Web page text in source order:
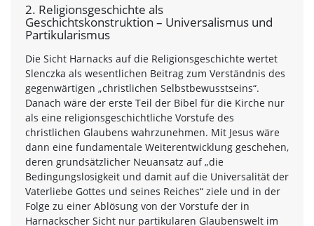
2. Religionsgeschichte als
Geschichtskonstruktion – Universalismus und
Partikularismus
Die Sicht Harnacks auf die Religionsgeschichte wertet
Slenczka als wesentlichen Beitrag zum Verständnis des
gegenwärtigen „christlichen Selbstbewusstseins“.
Danach wäre der erste Teil der Bibel für die Kirche nur
als eine religionsgeschichtliche Vorstufe des
christlichen Glaubens wahrzunehmen. Mit Jesus wäre
dann eine fundamentale Weiterentwicklung geschehen,
deren grundsätzlicher Neuansatz auf „die
Bedingungslosigkeit und damit auf die Universalität der
Vaterliebe Gottes und seines Reiches“ ziele und in der
Folge zu einer Ablösung von der Vorstufe der in
Harnackscher Sicht nur partikularen Glaubenswelt im